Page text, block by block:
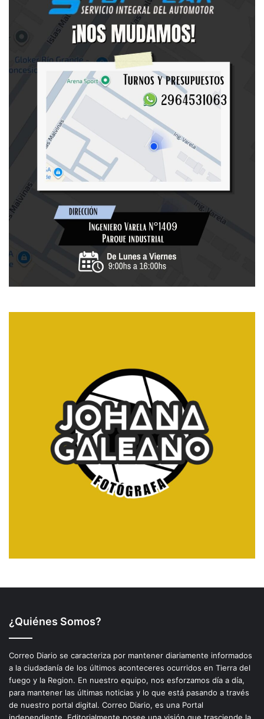
¿Quiénes Somos?
Correo Diario se caracteriza por mantener diariamente informados
a la ciudadanía de los últimos aconteceres ocurridos en Tierra del
fuego y la Region. En nuestro equipo, nos esforzamos día a día,
para mantener las últimas noticias y lo que está pasando a través
de nuestro portal digital. Correo Diario, es una Portal
independiente. Editorialmente posee una visión que trasciende la